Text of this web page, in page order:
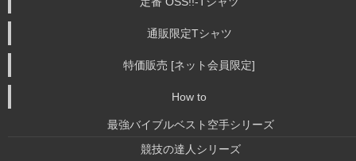
通販限定Tシャツ
特価販売 [ネット会員限定]
How to
最強バイブルベスト空手シリーズ
競技の達人シリーズ